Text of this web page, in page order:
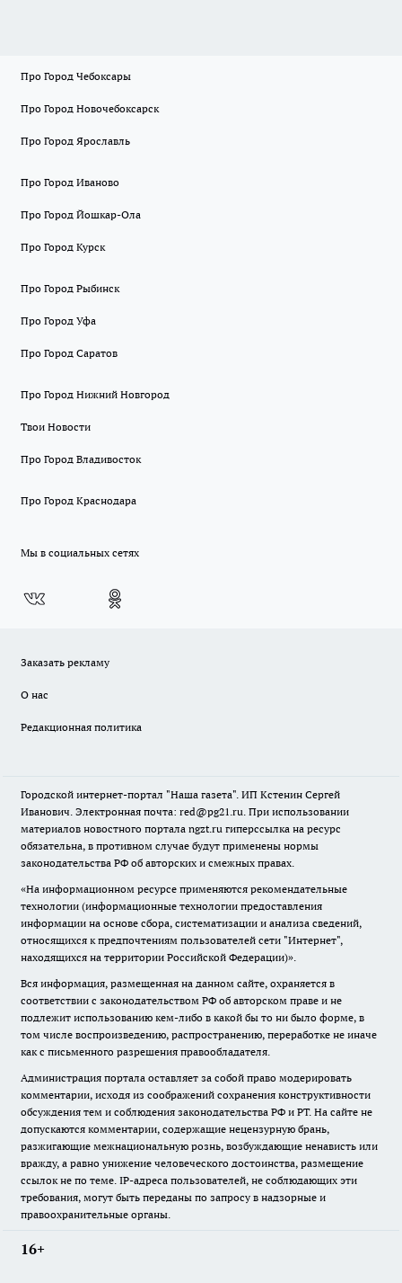
Про Город Чебоксары
Про Город Новочебоксарск
Про Город Ярославль
Про Город Иваново
Про Город Йошкар-Ола
Про Город Курск
Про Город Рыбинск
Про Город Уфа
Про Город Саратов
Про Город Нижний Новгород
Твои Новости
Про Город Владивосток
Про Город Краснодара
Мы в социальных сетях
Заказать рекламу
О нас
Редакционная политика
Городской интернет-портал "Наша газета". ИП Кстенин Сергей
Иванович. Электронная почта: red@pg21.ru. При использовании
материалов новостного портала ngzt.ru гиперссылка на ресурс
обязательна, в противном случае будут применены нормы
законодательства РФ об авторских и смежных правах.
«На информационном ресурсе применяются рекомендательные
технологии (информационные технологии предоставления
информации на основе сбора, систематизации и анализа сведений,
относящихся к предпочтениям пользователей сети "Интернет",
находящихся на территории Российской Федерации)».
Вся информация, размещенная на данном сайте, охраняется в
соответствии с законодательством РФ об авторском праве и не
подлежит использованию кем-либо в какой бы то ни было форме, в
том числе воспроизведению, распространению, переработке не иначе
как с письменного разрешения правообладателя.
Администрация портала оставляет за собой право модерировать
комментарии, исходя из соображений сохранения конструктивности
обсуждения тем и соблюдения законодательства РФ и РТ. На сайте не
допускаются комментарии, содержащие нецензурную брань,
разжигающие межнациональную рознь, возбуждающие ненависть или
вражду, а равно унижение человеческого достоинства, размещение
ссылок не по теме. IP-адреса пользователей, не соблюдающих эти
требования, могут быть переданы по запросу в надзорные и
правоохранительные органы.
16+